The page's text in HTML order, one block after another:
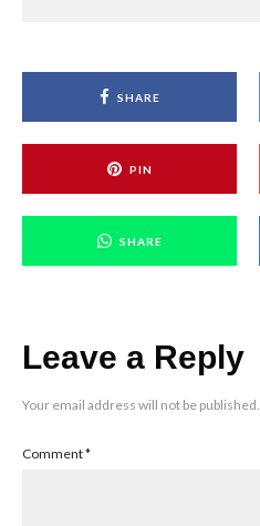
SHARE
PIN
SHARE
Leave a Reply
Your email address will not be published.
Comment*